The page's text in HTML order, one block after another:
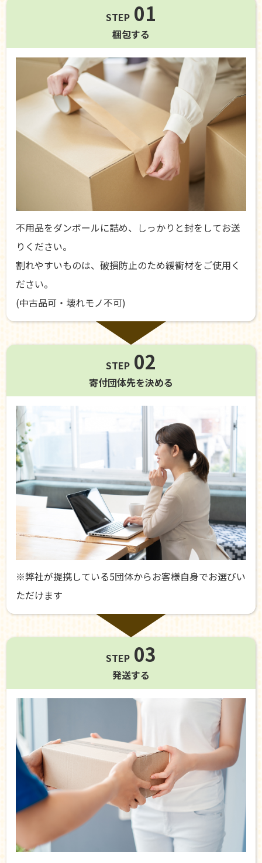
STEP 01
梱包する
不用品をダンボールに詰め、しっかりと封をしてお送
りください。
割れやすいものは、破損防止のため緩衝材をご使用く
ださい。
(中古品可・壊れモノ不可)
STEP 02
寄付団体先を決める
※弊社が提携している5団体からお客様自身でお選びい
ただけます
STEP 03
発送する